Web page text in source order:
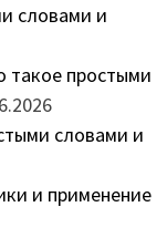
словами и
такое простыми
словами и
и применение